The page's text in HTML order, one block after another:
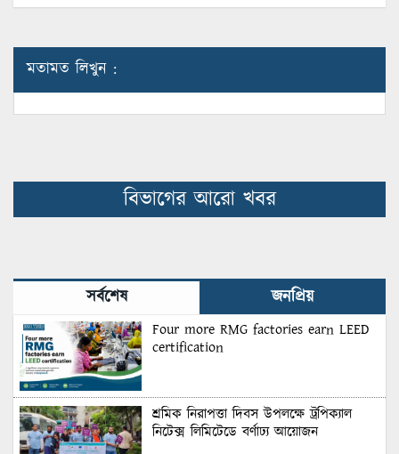
মতামত লিখুন :
বিভাগের আরো খবর
সর্বশেষ জনপ্রিয়
Four more RMG factories earn LEED
certification
শ্রমিক নিরাপত্তা দিবস উপলক্ষে ট্রপিক্যাল
নিটেক্স লিমিটেডে বর্ণাঢ্য আয়োজন